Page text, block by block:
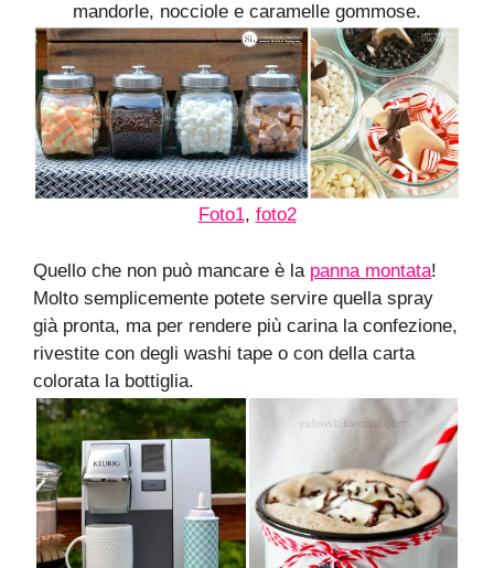
mandorle, nocciole e caramelle gommose.
Foto1, foto2
Quello che non può mancare è la panna montata!
Molto semplicemente potete servire quella spray
già pronta, ma per rendere più carina la confezione,
rivestite con degli washi tape o con della carta
colorata la bottiglia.